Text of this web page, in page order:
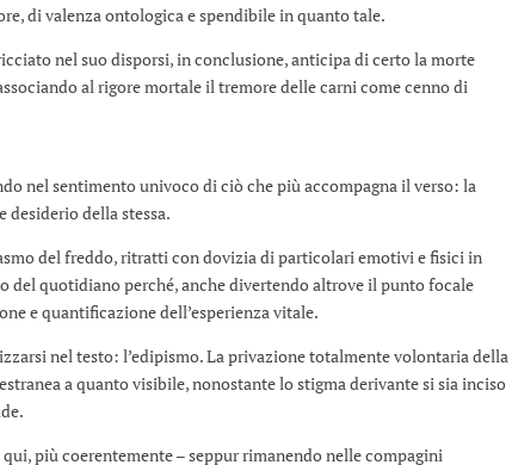
di valenza ontologica e spendibile in quanto tale.
nel suo disporsi, in conclusione, anticipa di certo la morte
al rigore mortale il tremore delle carni come cenno di
nel sentimento univoco di ciò che più accompagna il verso: la
desiderio della stessa.
del freddo, ritratti con dovizia di particolari emotivi e fisici in
del quotidiano perché, anche divertendo altrove il punto focale
e quantificazione dell’esperienza vitale.
nel testo: l’edipismo. La privazione totalmente volontaria della
a quanto visibile, nonostante lo stigma derivante si sia inciso
più coerentemente – seppur rimanendo nelle compagini